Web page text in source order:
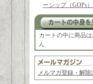
ーシップ（GOPs）
カートの中に商品
ん
メルマガ登録・解除